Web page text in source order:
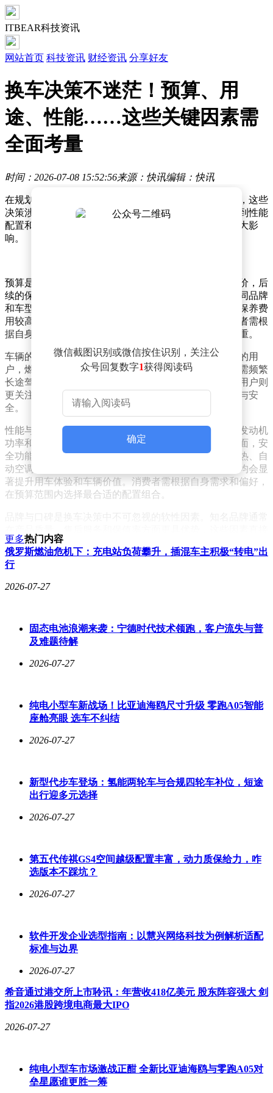
ITBEAR科技资讯
网站首页 科技资讯 财经资讯 分享好友
换车决策不迷茫！预算、用
途、性能……这些关键因素需
全面考量
时间：2026-07-08 15:52:56来源：快讯编辑：快讯
在规划换车时，消费者往往需要面对一系列复杂的决策，这些
决策涉及多个维度的考量。从购车预算到车辆用途，再到性能
配置和品牌口碑，每一个因素都可能对最终选择产生重大影
响。
预算是换车过程中最基础的考量点。除了车辆本身的标价，后
续的保险、保养以及油耗等长期支出同样不容忽视。不同品牌
和车型在这些方面的成本差异显著，例如豪华品牌通常保养费
用较高，而新能源汽车则因能耗低而更具经济性。消费者需根
据自身财务状况合理规划，避免因购车导致经济负担过重。
车辆的实际用途直接影响功能需求。对于日常通勤为主的用
户，燃油经济性、乘坐舒适性和可靠性是核心指标；若需频繁
长途驾驶，续航能力和座椅舒适度则更为关键；而家庭用户则
更关注车内空间和安全性能，以确保全家人出行的便利与安
全。
性能与配置的选择同样需要细致权衡。动力系统方面，发动机
功率和扭矩的差异会带来截然不同的驾驶体验；配置层面，安
全功能如防撞预警、自动紧急制动，舒适功能如座椅加热、自
动空调，以及科技功能如智能互联、自动驾驶辅助等，均会显
著提升用车体验和车辆价值。消费者需根据自身需求和偏好，
在预算范围内选择最合适的配置组合。
影响车辆的全生命周期成本和使用体验。消费者可通过查阅专
业评测、用户反馈和市场数据，全面了解不同品牌和车型的优
劣势，为决策提供参考。
为帮助消费者更清晰地对比各项因素，以下整理了一份关键考
影响因素
具体考量内容
购车价格、保险费用、保养成本、油耗支出
日常通勤、长途驾驶、家庭出行需求
换车是一项需要综合权衡的决策，消费者需结合自身需求、预
算和偏好，对上述因素进行系统性分析，才能找到最适合自己
的车型。本文内容由算法生成，仅供参考，不构成任何投资建
微信截图识别或微信按住识别，关注公
众号回复数字1获得阅读码
确定
更多热门内容
俄罗斯燃油危机下：充电站负荷攀升，插混车主积极“转电”出
行
2026-07-27
固态电池浪潮来袭：宁德时代技术领跑，客户流失与普
及难题待解
2026-07-27
纯电小型车新战场！比亚迪海鸥尺寸升级 零跑A05智能
座舱亮眼 选车不纠结
2026-07-27
新型代步车登场：氢能两轮车与合规四轮车补位，短途
出行迎多元选择
2026-07-27
第五代传祺GS4空间越级配置丰富，动力质保给力，咋
选版本不踩坑？
2026-07-27
软件开发企业选型指南：以慧兴网络科技为例解析适配
标准与边界
2026-07-27
希音通过港交所上市聆讯：年营收418亿美元 股东阵容强大 剑
指2026港股跨境电商最大IPO
2026-07-27
纯电小型车市场激战正酣 全新比亚迪海鸥与零跑A05对
垒星愿谁更胜一筹